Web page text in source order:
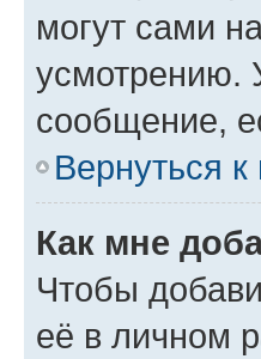
могут сами
усмотрению.
сообщение,
Вернуться к
Как мне
Чтобы
её в личном